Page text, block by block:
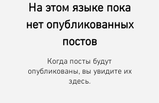
На этом языке пока
нет опубликованных
постов
Когда посты будут
опубликованы, вы увидите их
здесь.